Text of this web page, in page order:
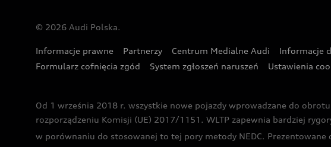
© 2026 Audi Polska.
Informacje prawne Partnerzy Centrum Medialne Audi Informacje
Formularz cofnięcia zgód
System zgłoszeń naruszeń Ustawienia
Od 1 września 2018 r. wszystkie nowe pojazdy wprowadzane do
rozporządzeniu Komisji (UE) 2017/1151. WLTP zapewnia bardziej
w porównaniu do stosowanej to tej pory metody NEDC.